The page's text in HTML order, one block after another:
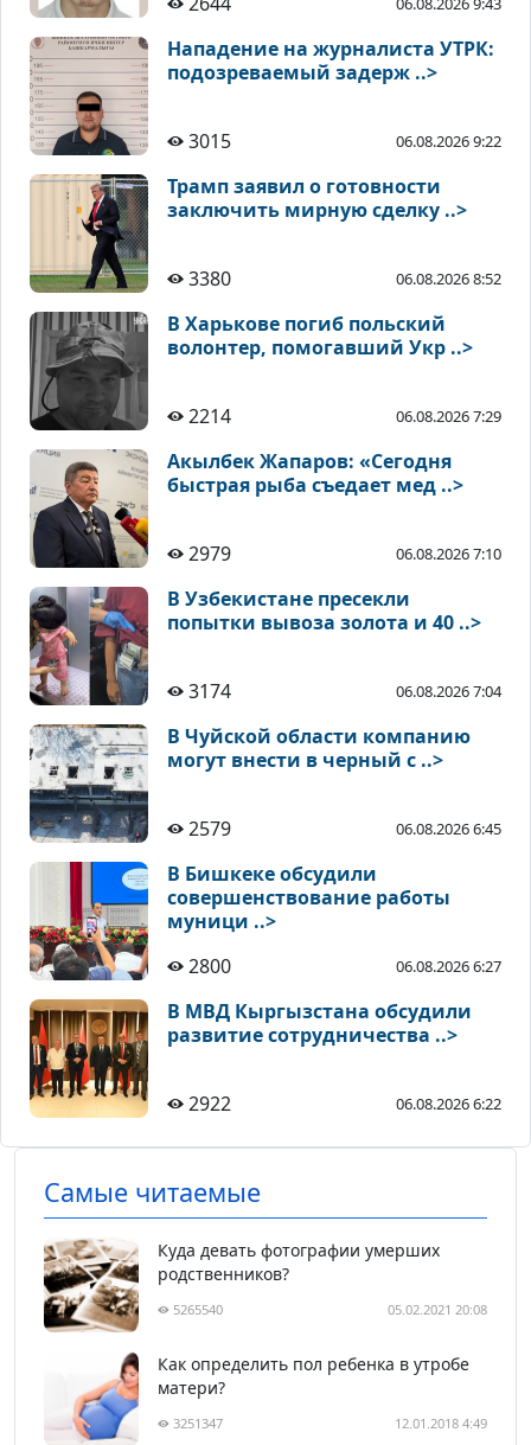
Нападение на журналиста УТРК:
подозреваемый задерж ..>
3015 06.08.2026 9:22
Трамп заявил о готовности
заключить мирную сделку ..>
3380 06.08.2026 8:52
В Харькове погиб польский
волонтер, помогавший Укр ..>
2214 06.08.2026 7:29
Акылбек Жапаров: «Сегодня
быстрая рыба съедает мед ..>
2979 06.08.2026 7:10
В Узбекистане пресекли
попытки вывоза золота и 40 ..>
3174 06.08.2026 7:04
В Чуйской области компанию
могут внести в черный с ..>
2579 06.08.2026 6:45
В Бишкеке обсудили
совершенствование работы
муници ..>
2800
06.08.2026 6:27
В МВД Кыргызстана обсудили
развитие сотрудничества ..>
2922 06.08.2026 6:22
Самые читаемые
Куда девать фотографии умерших
родственников?
5265540 05.02.2021 20:08
Как определить пол ребенка в утробе
матери?
3251347 12.01.2018 4:49